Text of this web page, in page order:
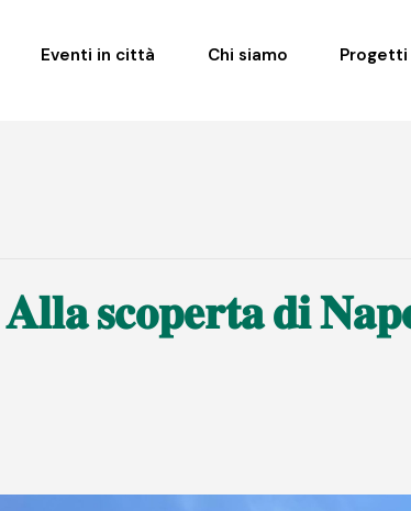
Eventi in città Chi siamo Progetti
𝐬𝐜𝐨𝐩𝐞𝐫𝐭𝐚 𝐝𝐢